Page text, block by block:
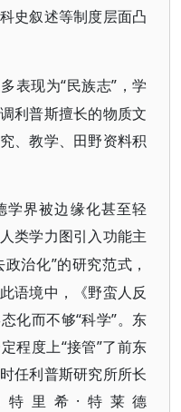
史叙述等制度层面凸
表现为“民族志”，学
利普斯擅长的物质文
、教学、田野资料积
学界被边缘化甚至轻
类学力图引入功能主
政治化”的研究范式，
语境中，《野蛮人反
化而不够“科学”。东
程度上“接管”了前东
任利普斯研究所所长
里希·特莱德